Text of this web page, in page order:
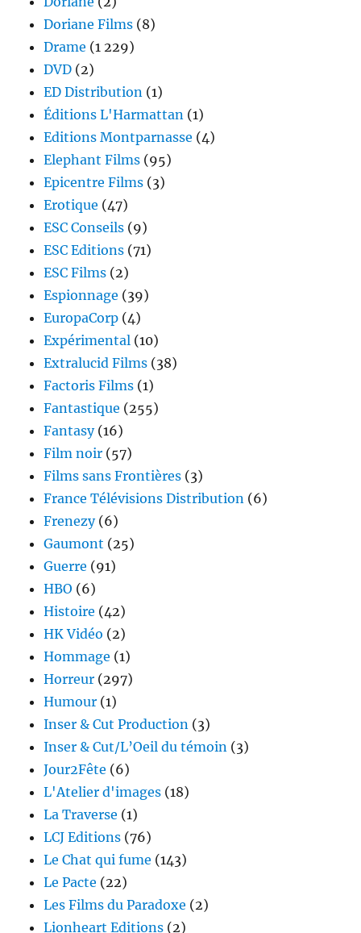
Doriane Films (8)
Drame (1 229)
DVD (2)
ED Distribution (1)
Éditions L'Harmattan (1)
Editions Montparnasse (4)
Elephant Films (95)
Epicentre Films (3)
Erotique (47)
ESC Conseils (9)
ESC Editions (71)
ESC Films (2)
Espionnage (39)
EuropaCorp (4)
Expérimental (10)
Extralucid Films (38)
Factoris Films (1)
Fantastique (255)
Fantasy(16)
Film noir (57)
Films sans Frontières (3)
France Télévisions Distribution (6)
Frenezy(6)
Gaumont (25)
Guerre (91)
HBO (6)
Histoire (42)
HK Vidéo (2)
Hommage (1)
Horreur (297)
Humour (1)
Inser & Cut Production (3)
Inser & Cut/L’Oeil du témoin (3)
Jour2Fête (6)
L'Atelier d'images (18)
La Traverse (1)
LCJ Editions (76)
Le Chat qui fume (143)
Le Pacte (22)
Les Films du Paradoxe (2)
Lionheart Editions (2)